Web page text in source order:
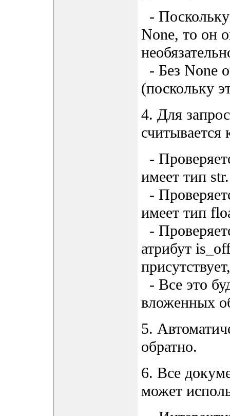
-
None, то он
- Без None
(поскольку
4. Для
считывается
-
имеет тип str.
-
имеет тип
-
атрибут
- Все это
вложенных
5.
обратно.
6. Все
может